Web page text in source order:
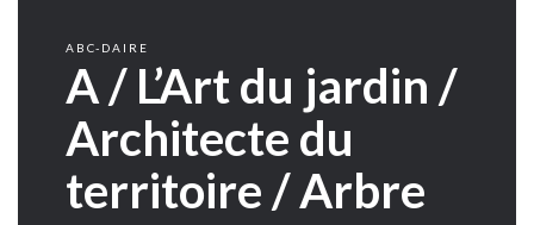
ABC-DAIRE
A / L’Art du jardin /
Architecte du
territoire / Arbre